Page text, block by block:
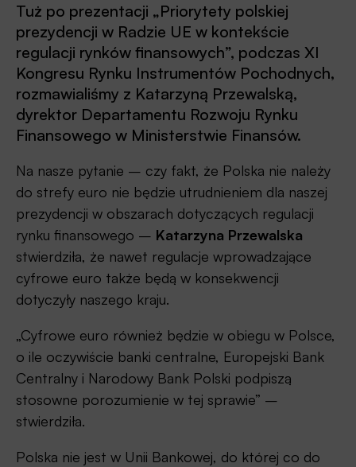
Tuż po prezentacji „Priorytety polskiej
prezydencji w Radzie UE w kontekście
regulacji rynków finansowych”, podczas XI
Kongresu Rynku Instrumentów Pochodnych,
rozmawialiśmy z Katarzyną Przewalską,
dyrektor Departamentu Rozwoju Rynku
Finansowego w Ministerstwie Finansów.
Na nasze pytanie – czy fakt, że Polska nie należy
do strefy euro nie będzie utrudnieniem dla naszej
prezydencji w obszarach dotyczących regulacji
rynku finansowego – Katarzyna Przewalska
stwierdziła, że nawet regulacje wprowadzające
cyfrowe euro także będą w konsekwencji
dotyczyły naszego kraju.
„Cyfrowe euro również będzie w obiegu w Polsce,
o ile oczywiście banki centralne, Europejski Bank
Centralny i Narodowy Bank Polski podpiszą
stosowne porozumienie w tej sprawie” –
stwierdziła.
Polska nie jest w Unii Bankowej, do której co do